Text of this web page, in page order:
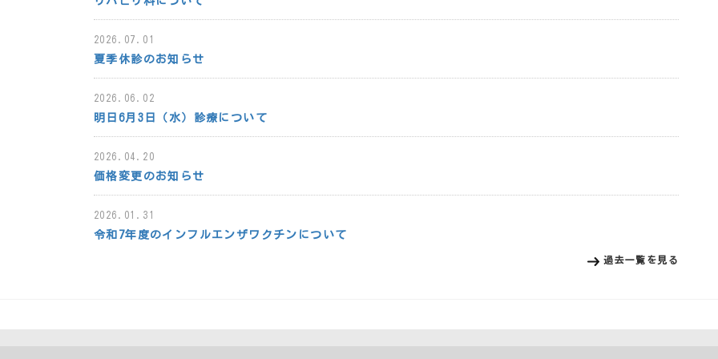
2026.07.01
夏季休診のお知らせ
2026.06.02
明日6月3日（水）診療について
2026.04.20
価格変更のお知らせ
2026.01.31
令和7年度のインフルエンザワクチンについて
過去一覧を見る